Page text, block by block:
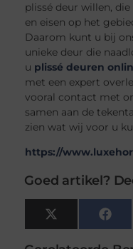
plissé deur willen,
en eisen op het
Daarom kunt u bij
unieke deur die
u plissé deuren
met een expert
vooral contact met
samen aan de
zien wat wij voor u
https://
Goed artikel?
X
(Twitter)